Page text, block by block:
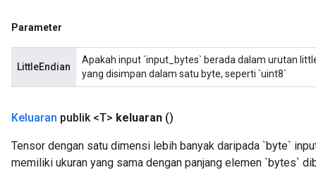
Parameter
LittleEndian
Apakah input `input_bytes` berada dalam urutan
yang disimpan dalam satu byte, seperti `uint8`
Keluaran publik <T> keluaran ()
Tensor dengan satu dimensi lebih banyak daripada `byte`
memiliki ukuran yang sama dengan panjang elemen `bytes`